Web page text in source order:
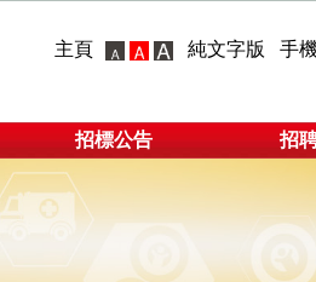
主頁 純文字版 手
招標公告 招